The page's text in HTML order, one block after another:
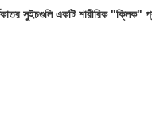
সুইচগুলি একটি শারীরিক "ক্লিক"